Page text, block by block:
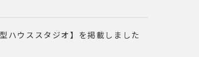
ハウススタジオ】を掲載しました